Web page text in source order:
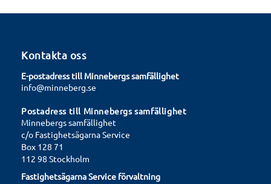
Kontakta oss
E-postadress till Minnebergs samfällighet
info@minneberg.se
Postadress till Minnebergs samfällighet
Minnebergs samfällighet
c/o Fastighetsägarna Service
Box 128 71
112 98 Stockholm
Fastighetsägarna Service förvaltning